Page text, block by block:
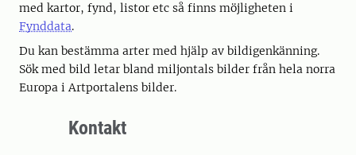
med kartor, fynd, listor etc så finns möjligheten i
Fynddata.
Du kan bestämma arter med hjälp av bildigenkänning.
Sök med bild letar bland miljontals bilder från hela norra
Europa i Artportalens bilder.
Kontakt